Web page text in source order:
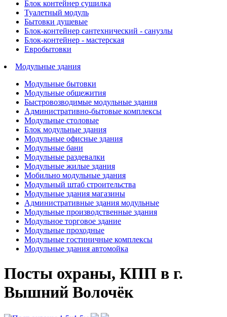
Блок контейнер сушилка
Туалетный модуль
Бытовки душевые
Блок-контейнер сантехнический - санузлы
Блок-контейнер - мастерская
Евробытовки
Модульные здания
Модульные бытовки
Модульные общежития
Быстровозводимые модульные здания
Административно-бытовые комплексы
Модульные столовые
Блок модульные здания
Модульные офисные здания
Модульные бани
Модульные раздевалки
Модульные жилые здания
Мобильно модульные здания
Модульный штаб строительства
Модульные здания магазины
Административные здания модульные
Модульные производственные здания
Модульное торговое здание
Модульные проходные
Модульные гостиничные комплексы
Модульные здания автомойка
Посты охраны, КПП в г.
Вышний Волочёк